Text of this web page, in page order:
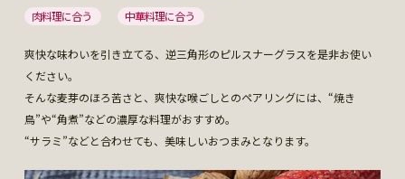
肉料理に合う 中華料理に合う
爽快な味わいを引き立てる、逆三角形のピルスナーグラスを是非お使い
ください。
そんな麦芽のほろ苦さと、爽快な喉ごしとのペアリングには、“焼き
鳥”や“角煮”などの濃厚な料理がおすすめ。
“サラミ”などと合わせても、美味しいおつまみとなります。